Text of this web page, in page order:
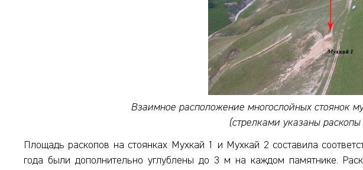
Взаимное расположение многослойных стоянок
(стрелками указаны
Площадь раскопов на стоянках Мухкай 1 и Мухкай 2 составила
года были дополнительно углублены до 3 м на каждом памятнике.